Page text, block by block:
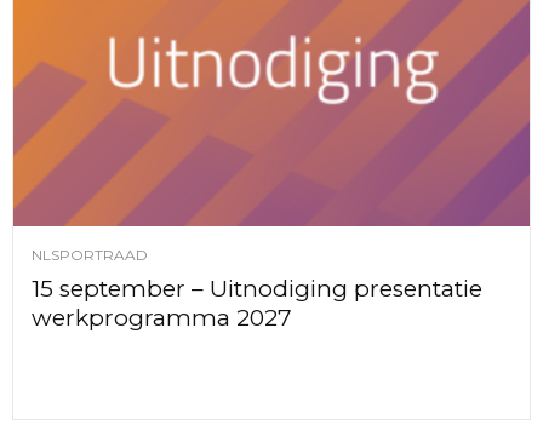
NLSPORTRAAD
15 september – Uitnodiging presentatie
werkprogramma 2027